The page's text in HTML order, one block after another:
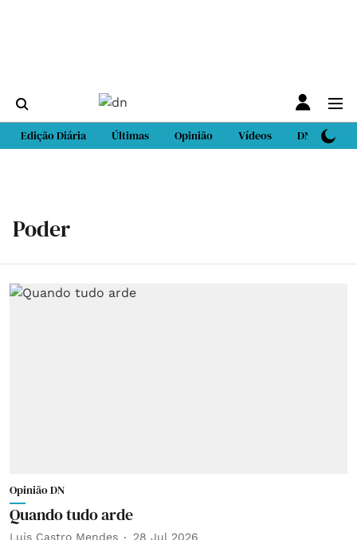
Edição Diária Últimas Opinião Vídeos DN Sport
Poder
Opinião DN
Quando tudo arde
Luís Castro Mendes 28 Jul 2026